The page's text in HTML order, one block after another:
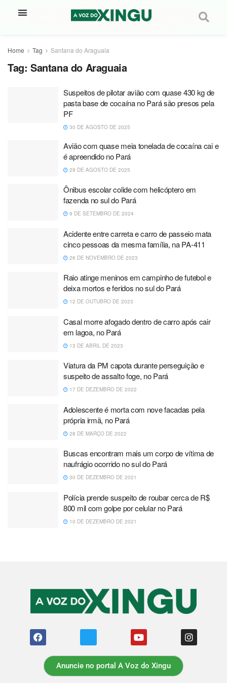
Home Tag Santana do Araguaia
Tag: Santana do Araguaia
Suspeitos de pilotar avião com quase 430 kg de
pasta base de cocaína no Pará são presos pela
PF
30 DE AGOSTO DE 2025
Avião com quase meia tonelada de cocaína cai e
é apreendido no Pará
29 DE AGOSTO DE 2025
Ônibus escolar colide com helicóptero em
fazenda no sul do Pará
9 DE SETEMBRO DE 2024
Acidente entre carreta e carro de passeio mata
cinco pessoas da mesma família, na PA-411
26 DE NOVEMBRO DE 2023
Raio atinge meninos em campinho de futebol e
deixa mortos e feridos no sul do Pará
12 DE OUTUBRO DE 2023
Casal morre afogado dentro de carro após cair
em lagoa, no Pará
13 DE ABRIL DE 2023
Viatura da PM capota durante perseguição e
suspeito de assalto foge, no Pará
17 DE DEZEMBRO DE 2022
Adolescente é morta com nove facadas pela
própria irmã, no Pará
28 DE MARÇO DE 2022
Buscas encontram mais um corpo de vítima de
naufrágio ocorrido no sul do Pará
30 DE DEZEMBRO DE 2021
Polícia prende suspeito de roubar cerca de R$
800 mil com golpe por celular no Pará
10 DE DEZEMBRO DE 2021
Anuncie no portal A Voz do Xingu